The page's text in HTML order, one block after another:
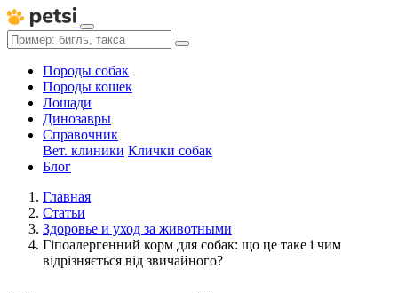
Породы собак
Породы кошек
Лошади
Динозавры
Справочник
Вет. клиники Клички собак
Блог
Главная
Статьи
Здоровье и уход за животными
Гіпоалергенний корм для собак: що це таке і чим
відрізняється від звичайного?